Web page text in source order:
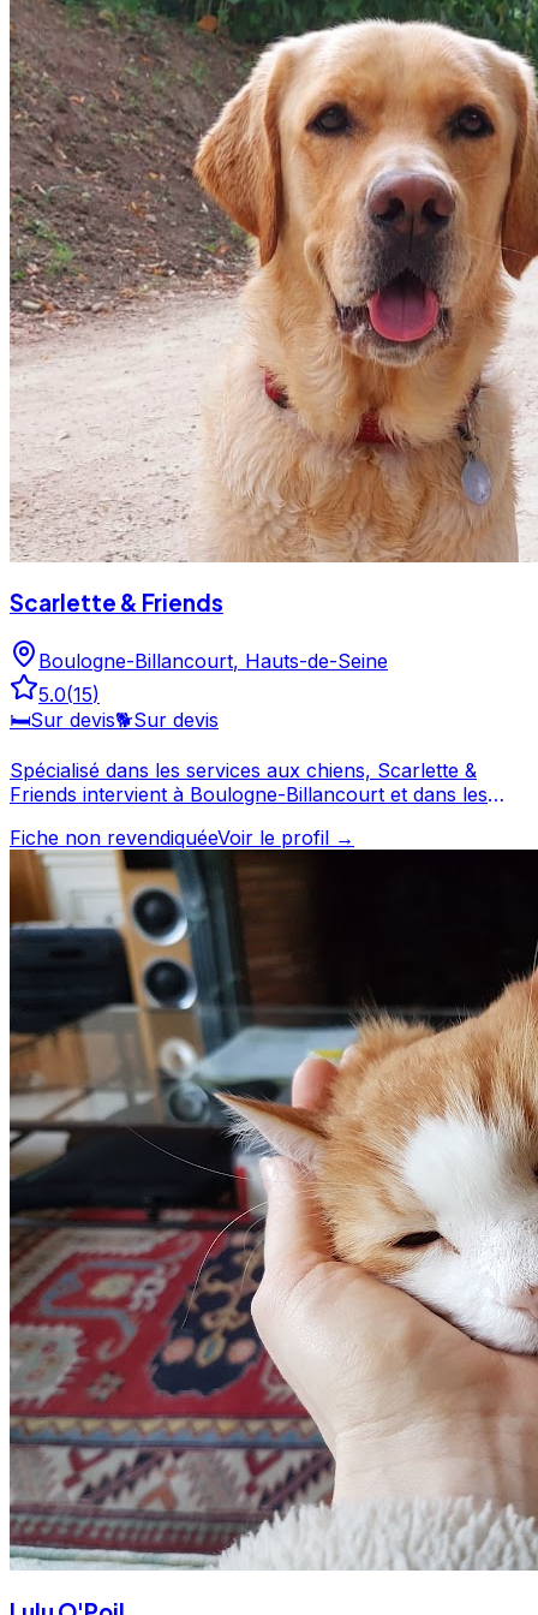
Scarlette & Friends
Boulogne-Billancourt, Hauts-de-Seine
5.0(15)
🛏️Sur devis🐕Sur devis
Spécialisé dans les services aux chiens, Scarlette &
Friends intervient à Boulogne-Billancourt et dans les
Friends offre un service apprécié par les propriétaires
de chiens. Consultez son profil pour découvrir ses
services et le contacter directement. Scarlette & Friends
est un professionnel du service canin situé à Boulogne-
Billancourt. Noté 5/5 ⭐⭐⭐⭐⭐ sur Google Maps avec 15
Fiche non revendiquéeVoir le profil →